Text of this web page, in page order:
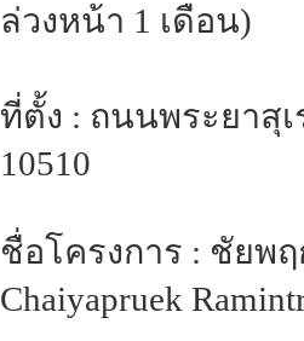
ล่วงหน้า 1 เดือน)
ที่ตั้ง : ถนนพระยาสุ
10510
ชื่อโครงการ : ชัยพ
Chaiyapruek